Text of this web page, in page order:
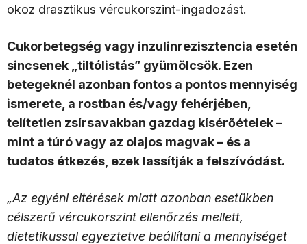
okoz drasztikus vércukorszint-ingadozást.
Cukorbetegség vagy inzulinrezisztencia esetén
sincsenek „tiltólistás” gyümölcsök. Ezen
betegeknél azonban fontos a pontos mennyiség
ismerete, a rostban és/vagy fehérjében,
telítetlen zsírsavakban gazdag kísérőételek –
mint a túró vagy az olajos magvak – és a
tudatos étkezés, ezek lassítják a felszívódást.
„Az egyéni eltérések miatt azonban esetükben
célszerű vércukorszint ellenőrzés mellett,
dietetikussal egyeztetve beállítani a mennyiséget